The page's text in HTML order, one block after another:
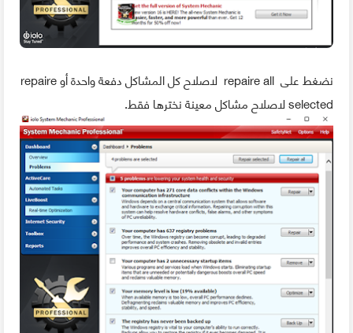
نضغط على repaire all لاصلاح كل المشاكل دفعة واحدة أو repaire
selected لاصلاح مشاكل معينة نخترها فقط.